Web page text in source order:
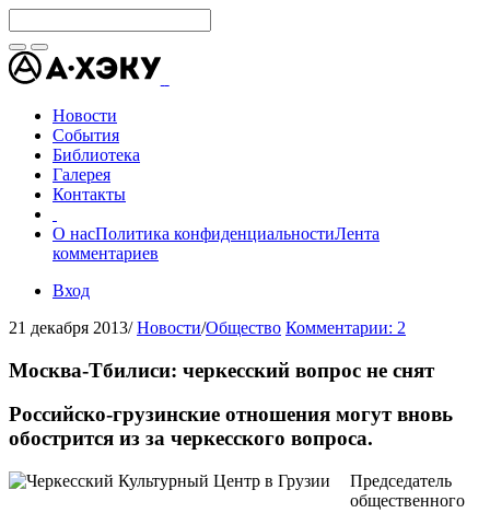
Новости
События
Библиотека
Галерея
Контакты
О насПолитика конфиденциальностиЛента
комментариев
Вход
21 декабря 2013/ Новости/Общество Комментарии: 2
Москва-Тбилиси: черкесский вопрос не снят
Российско-грузинские отношения могут вновь
обострится из за черкесского вопроса.
Председатель
общественного